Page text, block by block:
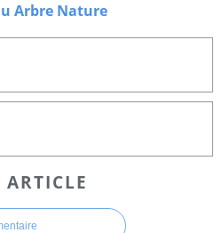
Arbre Nature
ARTICLE